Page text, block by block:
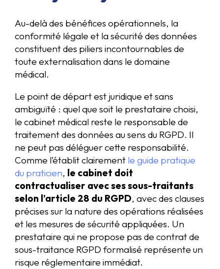
Au-delà des bénéfices opérationnels, la
conformité légale et la sécurité des données
constituent des piliers incontournables de
toute externalisation dans le domaine
médical.
Le point de départ est juridique et sans
ambiguïté : quel que soit le prestataire choisi,
le cabinet médical reste le responsable de
traitement des données au sens du RGPD. Il
ne peut pas déléguer cette responsabilité.
Comme l’établit clairement le guide pratique
du praticien, le cabinet doit
contractualiser avec ses sous-traitants
selon l’article 28 du RGPD, avec des clauses
précises sur la nature des opérations réalisées
et les mesures de sécurité appliquées. Un
prestataire qui ne propose pas de contrat de
sous-traitance RGPD formalisé représente un
risque réglementaire immédiat.